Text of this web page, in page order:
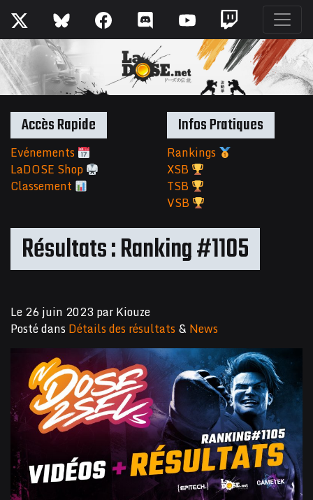
Résultats : Ranking #1105
Le26 juin 2023parKiouze
Posté dansDétails des résultats& News
Accès Rapide
Evénements
LaDOSE Shop
Classement
Infos Pratiques
Rankings
XSB
TSB
VSB